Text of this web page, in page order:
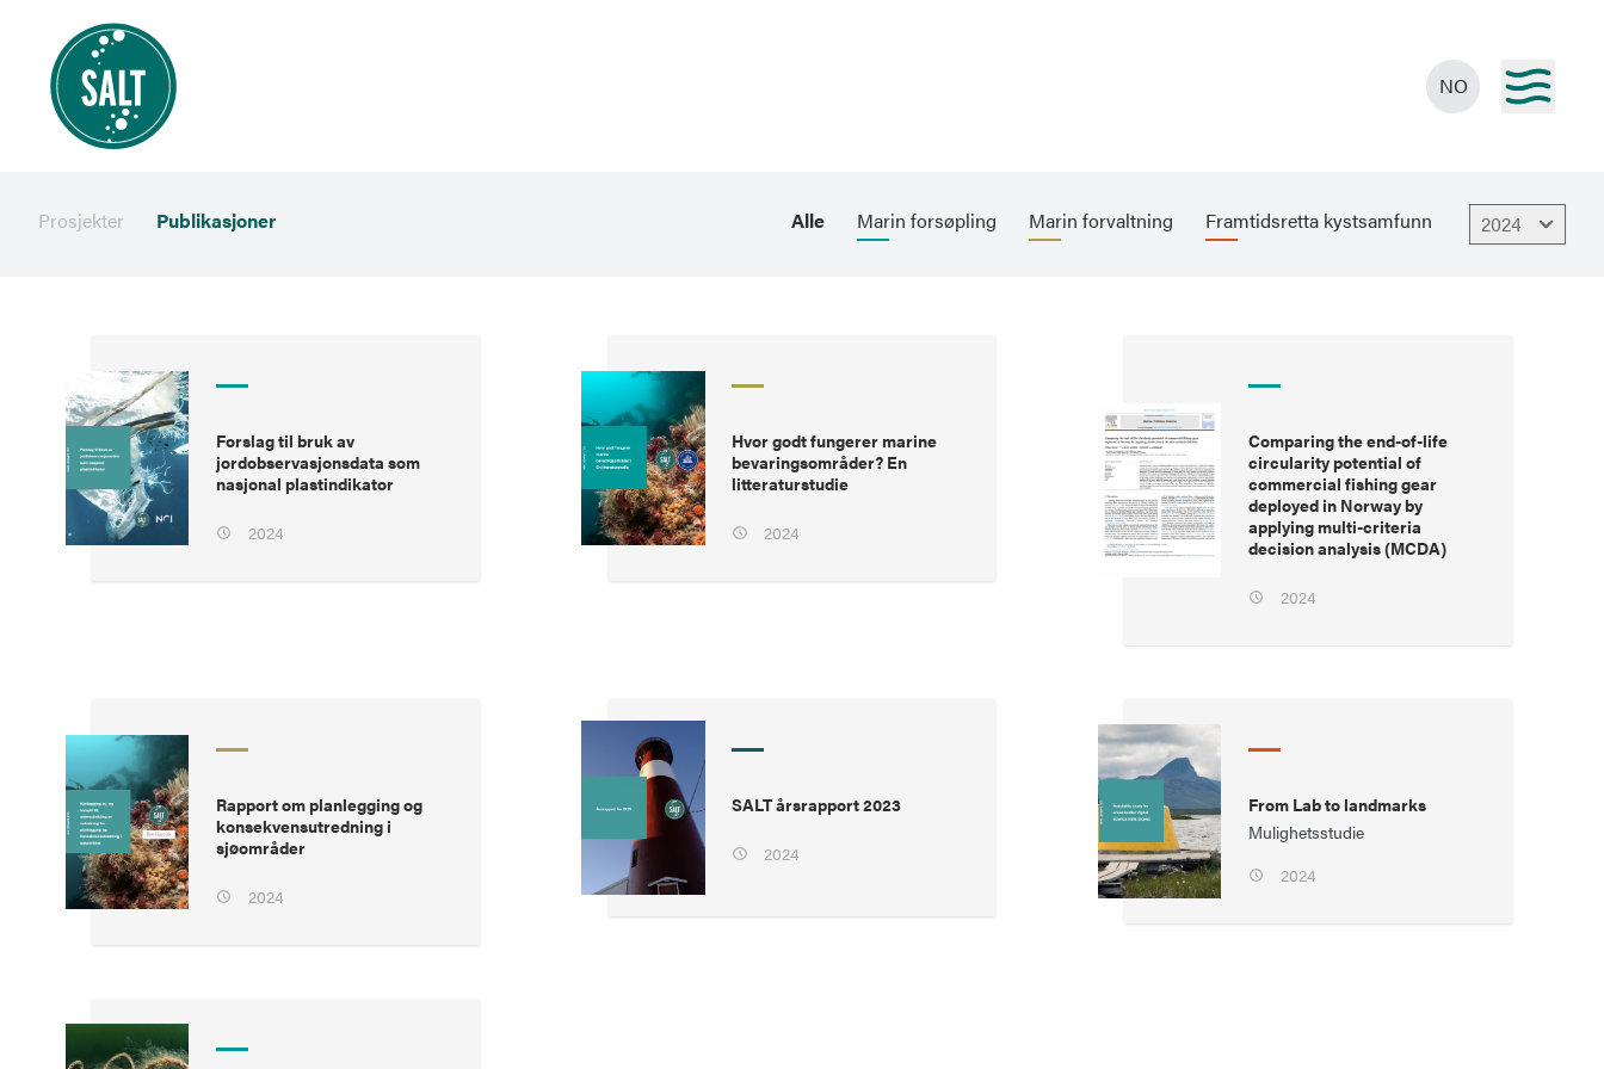
NO
Prosjekter Publikasjoner Alle Marin forsøpling Marin forvaltning Framtidsretta kystsamfunn 2024
Forslag til bruk av
jordobservasjonsdata som
nasjonal plastindikator
2024
Hvor godt fungerer marine
bevaringsområder? En
litteraturstudie
2024
Comparing the end-of-life
circularity potential of
commercial fishing gear
deployed in Norway by
applying multi-criteria
decision analysis (MCDA)
2024
Rapport om planlegging og
konsekvensutredning i
sjøområder
2024
SALT årsrapport 2023
2024
From Lab to landmarks
Mulighetsstudie
2024